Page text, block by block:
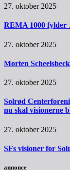
27. oktober 2025
REMA 1000 fylder
27. oktober 2025
Morten
27. oktober 2025
Solrød
nu skal visionerne
27. oktober 2025
SFs visioner for
annonce